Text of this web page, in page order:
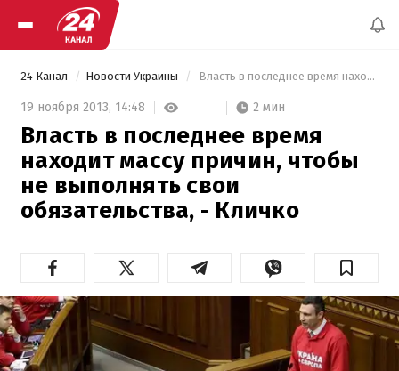
24 Канал Новости Украины Власть в последнее время находит массу причин, чтобы не выполнять свои обязательства, - Кличко
19 ноября 2013, 14:48 2 мин
Власть в последнее время
находит массу причин, чтобы
не выполнять свои
обязательства, - Кличко